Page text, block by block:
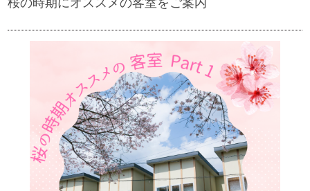
桜の時期にオススメの客室をご案内